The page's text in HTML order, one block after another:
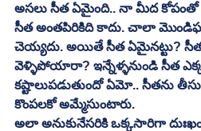
అసలు సీత ఏమైంది.. నా మీద కోపంతో
సీత అంతపిరికిది కాదు. చాలా
చెయ్యదు. అయితే సీత ఏమైనట్టు?
వెళ్ళిపోయారా? ఇన్నేళ్ళనుండి సీత
కష్టాలుపడుతుందో ఏమో.. సీతను
కొంపలకో అమ్మేసుంటారు.
అలా అనుకునేసరికి ఒక్కసారిగా